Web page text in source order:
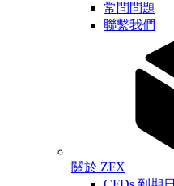
常問問題
聯繫我們
關於 ZFX